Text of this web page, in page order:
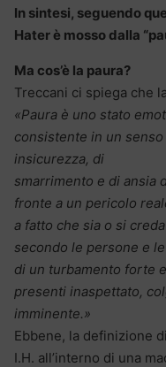
In sintesi, seguendo
Hater è mosso dalla
Ma cos’è la paura?
Treccani ci spiega che la
«Paura è uno stato
consistente in un
insicurezza, di
smarrimento e di ansia
fronte a un pericolo
a fatto che sia o si
secondo le persone e
di un turbamento forte
presenti inaspettato,
imminente.»
Ebbene, la definizione
I.H. all’interno di una